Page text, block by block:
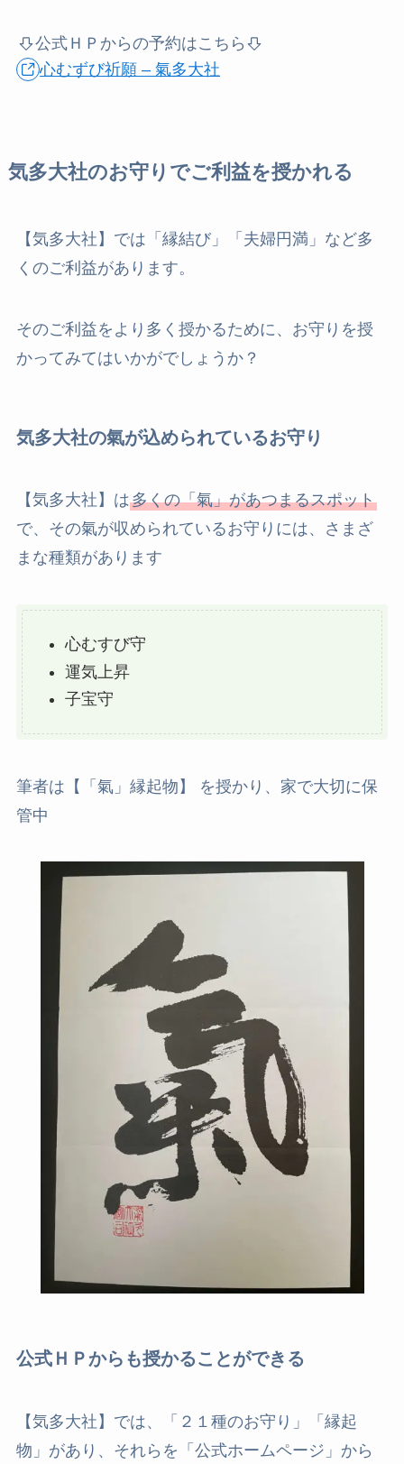
公式ＨＰからの予約はこちら
心むずび祈願 – 氣多大社
気多大社のお守りでご利益を授かれる
【気多大社】では「縁結び」「夫婦円満」など多
くのご利益があります。
そのご利益をより多く授かるために、お守りを授
かってみてはいかがでしょうか？
気多大社の氣が込められているお守り
【気多大社】は多くの「氣」があつまるスポット
で、その氣が収められているお守りには、さまざ
まな種類があります
心むすび守
運気上昇
子宝守
筆者は【「氣」縁起物】 を授かり、家で大切に保
管中
公式ＨＰからも授かることができる
【気多大社】では、「２１種のお守り」「縁起
物」があり、それらを「公式ホームページ」から